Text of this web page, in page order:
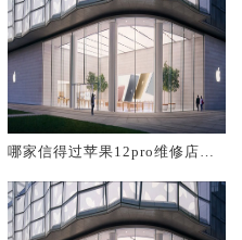
哪家信得过苹果12pro维修店台